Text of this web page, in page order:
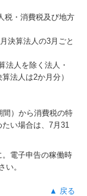
税・消費税及び地方
決算法人の3月ごと
法人を除く法人・
法人は2か月分）
間）から消費税の特
い場合は、7月31
電子申告の稼働時
い。
▲ 戻る